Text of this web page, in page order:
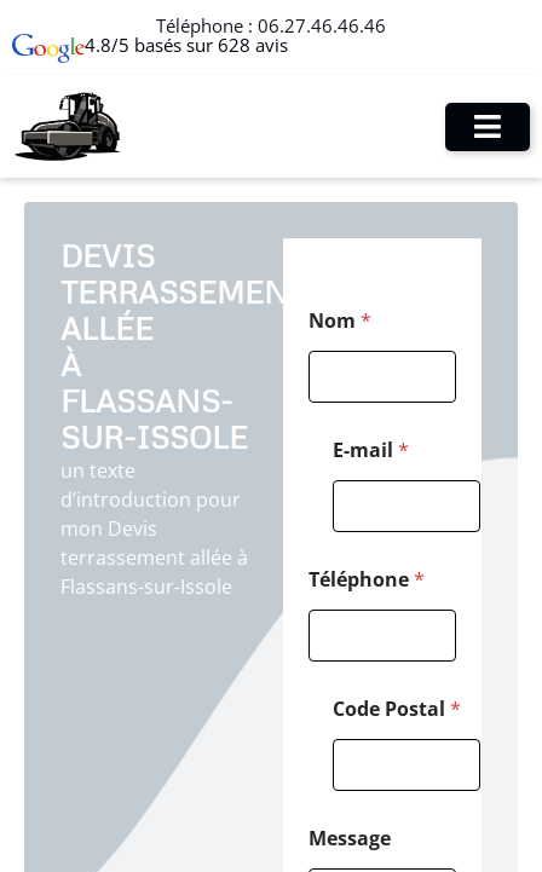
Téléphone : 06.27.46.46.46
4.8/5 basés sur 628 avis
DEVIS
TERRASSEMENT
ALLÉE
À
FLASSANS-
SUR-ISSOLE
un texte
d’introduction pour
mon Devis
terrassement allée à
Flassans-sur-Issole
Nom *
E-mail *
Téléphone*
Code Postal *
s
Message